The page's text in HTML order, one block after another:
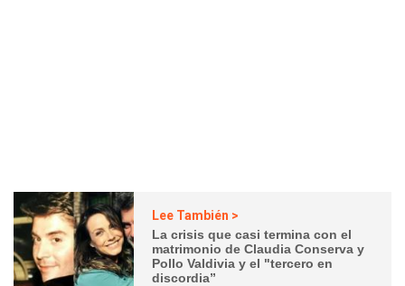
Lee También >
La crisis que casi termina con el
matrimonio de Claudia Conserva y
Pollo Valdivia y el "tercero en
discordia”